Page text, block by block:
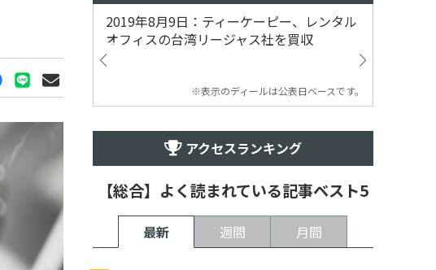
2019年8月9日：ティーケーピー、レンタル
オフィスの台湾リージャス社を買収
※表示のディールは公表日ベースです。
アクセスランキング
【総合】よく読まれている記事ベスト5
最新 週間 月間